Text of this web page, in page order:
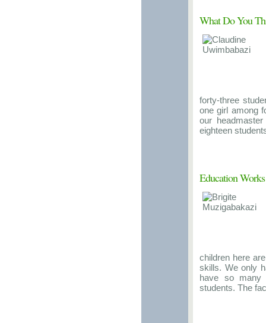
What Do You
forty-three
one girl among
our
eighteen
Education
children here
skills. We only
have so many
students. The